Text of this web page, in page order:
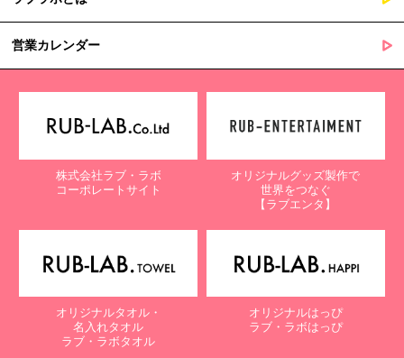
６. 個人情報（保有個人データを含む）の利用目的通知、開示・訂
正等、利用停止等の請求
情報の利用目的の通知、開示、訂正・追加・削除、利用停止・消去
たします。これらの請求は、次の窓口にて受け付けております。
〒761-0323 香川県高松市亀田町90-1
株式会社ラブ・ラボ
電子メール：info@rub-lab.com
【認定個人情報保護団体の名称及び、苦情の解決の申出先】
一般財団法人日本情報経済社会推進協会
認定個人情報保護団体事務局
〒106-0032 東京都港区六本木一丁目9番9号 六本木ファースト
営業カレンダー
株式会社ラブ・ラボ
コーポレートサイト
オリジナルグッズ製作で
世界をつなぐ
【ラブエンタ】
オリジナルタオル・
名入れタオル
ラブ・ラボタオル
オリジナルはっぴ
ラブ・ラボはっぴ